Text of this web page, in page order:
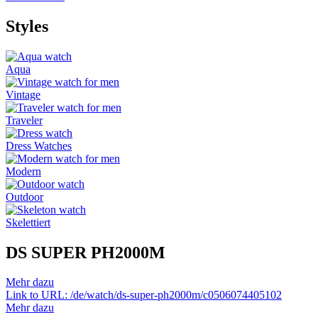
Styles
Aqua
Vintage
Traveler
Dress Watches
Modern
Outdoor
Skelettiert
DS SUPER PH2000M
Mehr dazu
Link to URL: /de/watch/ds-super-ph2000m/c0506074405102
Mehr dazu